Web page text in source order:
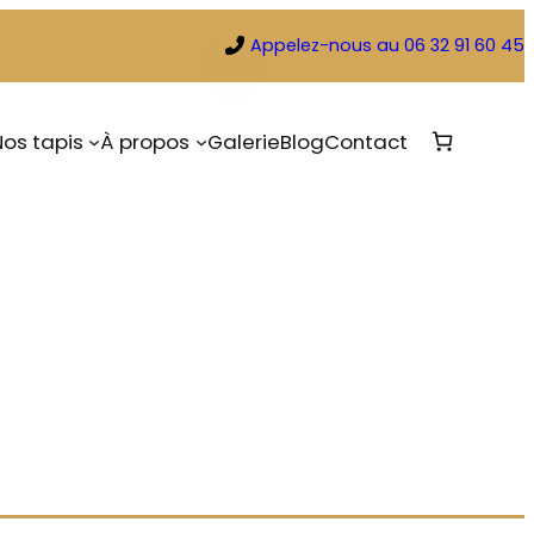
Appelez-nous au 06 32 91 60 45
tapis À propos GalerieBlogContact